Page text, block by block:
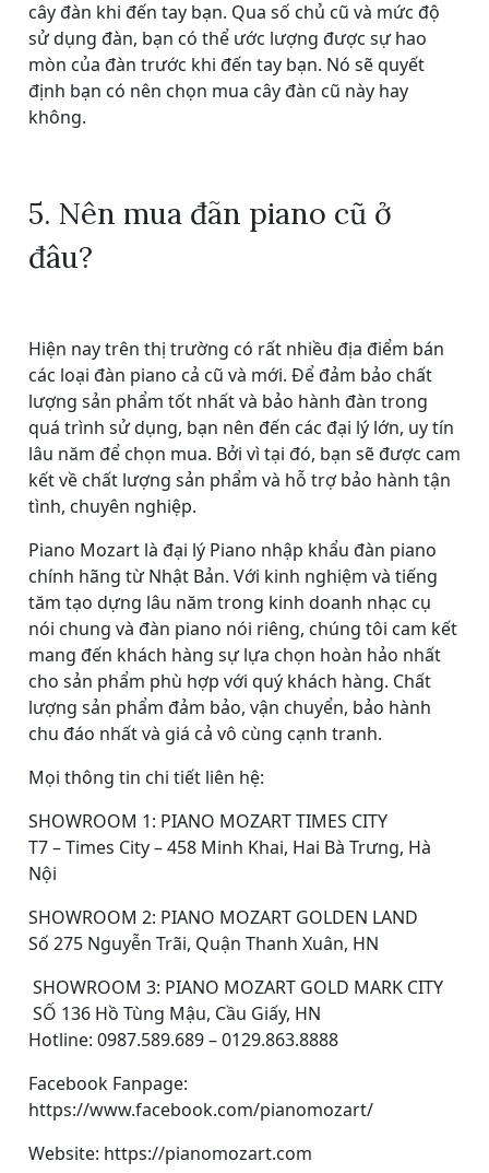
cây đàn khi đến tay bạn. Qua số chủ cũ và mức độ
sử dụng đàn, bạn có thể ước lượng được sự hao
mòn của đàn trước khi đến tay bạn. Nó sẽ quyết
định bạn có nên chọn mua cây đàn cũ này hay
không.
5. Nên mua đãn piano cũ ở
đâu?
Hiện nay trên thị trường có rất nhiều địa điểm bán
các loại đàn piano cả cũ và mới. Để đảm bảo chất
lượng sản phẩm tốt nhất và bảo hành đàn trong
quá trình sử dụng, bạn nên đến các đại lý lớn, uy tín
lâu năm để chọn mua. Bởi vì tại đó, bạn sẽ được cam
kết về chất lượng sản phẩm và hỗ trợ bảo hành tận
tình, chuyên nghiệp.
Piano Mozart là đại lý Piano nhập khẩu đàn piano
chính hãng từ Nhật Bản. Với kinh nghiệm và tiếng
tăm tạo dựng lâu năm trong kinh doanh nhạc cụ
nói chung và đàn piano nói riêng, chúng tôi cam kết
mang đến khách hàng sự lựa chọn hoàn hảo nhất
cho sản phẩm phù hợp với quý khách hàng. Chất
lượng sản phẩm đảm bảo, vận chuyển, bảo hành
chu đáo nhất và giá cả vô cùng cạnh tranh.
Mọi thông tin chi tiết liên hệ:
SHOWROOM 1: PIANO MOZART TIMES CITY
T7 – Times City – 458 Minh Khai, Hai Bà Trưng, Hà
Nội
SHOWROOM 2: PIANO MOZART GOLDEN LAND
Số 275 Nguyễn Trãi, Quận Thanh Xuân, HN
SHOWROOM 3: PIANO MOZART GOLD MARK CITY
SỐ 136 Hồ Tùng Mậu, Cầu Giấy, HN
Hotline: 0987.589.689 – 0129.863.8888
Facebook Fanpage:
https://www.facebook.com/pianomozart/
Website: https://pianomozart.com